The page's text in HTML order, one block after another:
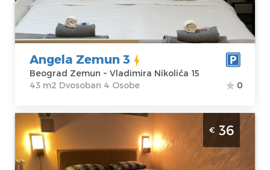
Vladimira
Nikolića 15
Cena55 €
Struktura :
Angela Zemun 3
Beograd Zemun ~ Vladimira Nikolića 15
43 m2 Dvosoban 4 Osobe
0
Studio Apartman Luter Beograd Zemun
Beograd
Lokacija:
Gosti:2
€ 36